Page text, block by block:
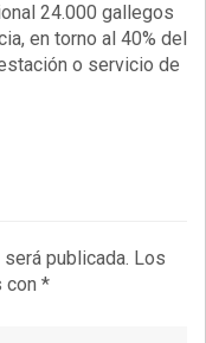
24.000 gallegos
en torno al 40% del
o servicio de
publicada. Los
con *